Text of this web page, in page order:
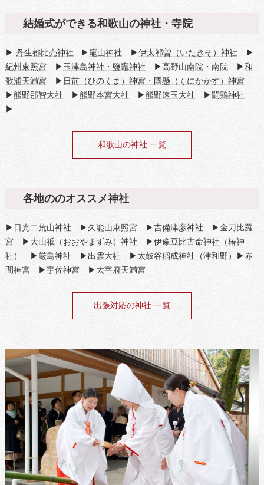
結婚式ができる和歌山の神社・寺院
▶ 丹生都比売神社 ▶ 竈山神社 ▶ 伊太祁曽（いたきそ）神社 ▶
紀州東照宮▶ 玉津島神社・鹽竈神社 ▶高野山南院・南院 ▶ 和
歌浦天満宮▶ 日前（ひのくま）神宮・國懸（くにかかす）神宮
▶ 熊野那智大社 ▶ 熊野本宮大社 ▶ 熊野速玉大社 ▶ 闘鶏神社
▶
和歌山の神社 一覧
各地ののオススメ神社
▶日光二荒山神社 ▶久能山東照宮 ▶吉備津彦神社 ▶金刀比羅
宮 ▶大山祗（おおやまずみ）神社 ▶伊豫豆比古命神社（椿神
社） ▶厳島神社 ▶出雲大社 ▶太鼓谷稲成神社（津和野）▶赤
間神宮 ▶宇佐神宮 ▶太宰府天満宮
出張対応の神社 一覧